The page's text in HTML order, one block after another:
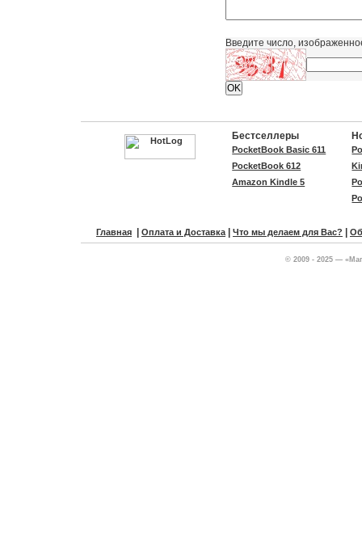
Введите число,
Бестселлеры
PocketBook Basic 611
PocketBook 612
Amazon Kindle 5
Главная Оплата и Доставка Что мы делаем для Вас?
© 2009 - 2025 —